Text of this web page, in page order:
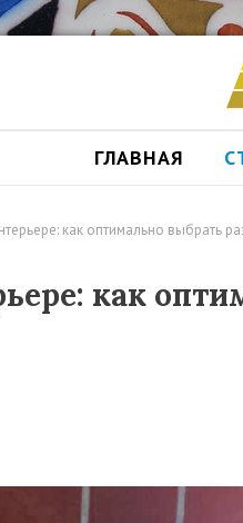
ГЛАВНАЯ
как оптимально выбрать
как